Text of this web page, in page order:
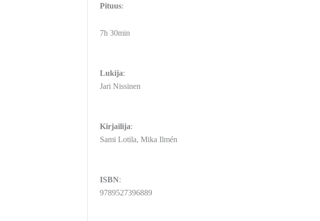
Pituus:
7h 30min
Lukija:
Jari Nissinen
Kirjailija:
Sami Lotila, Mika Ilmén
ISBN:
9789527396889